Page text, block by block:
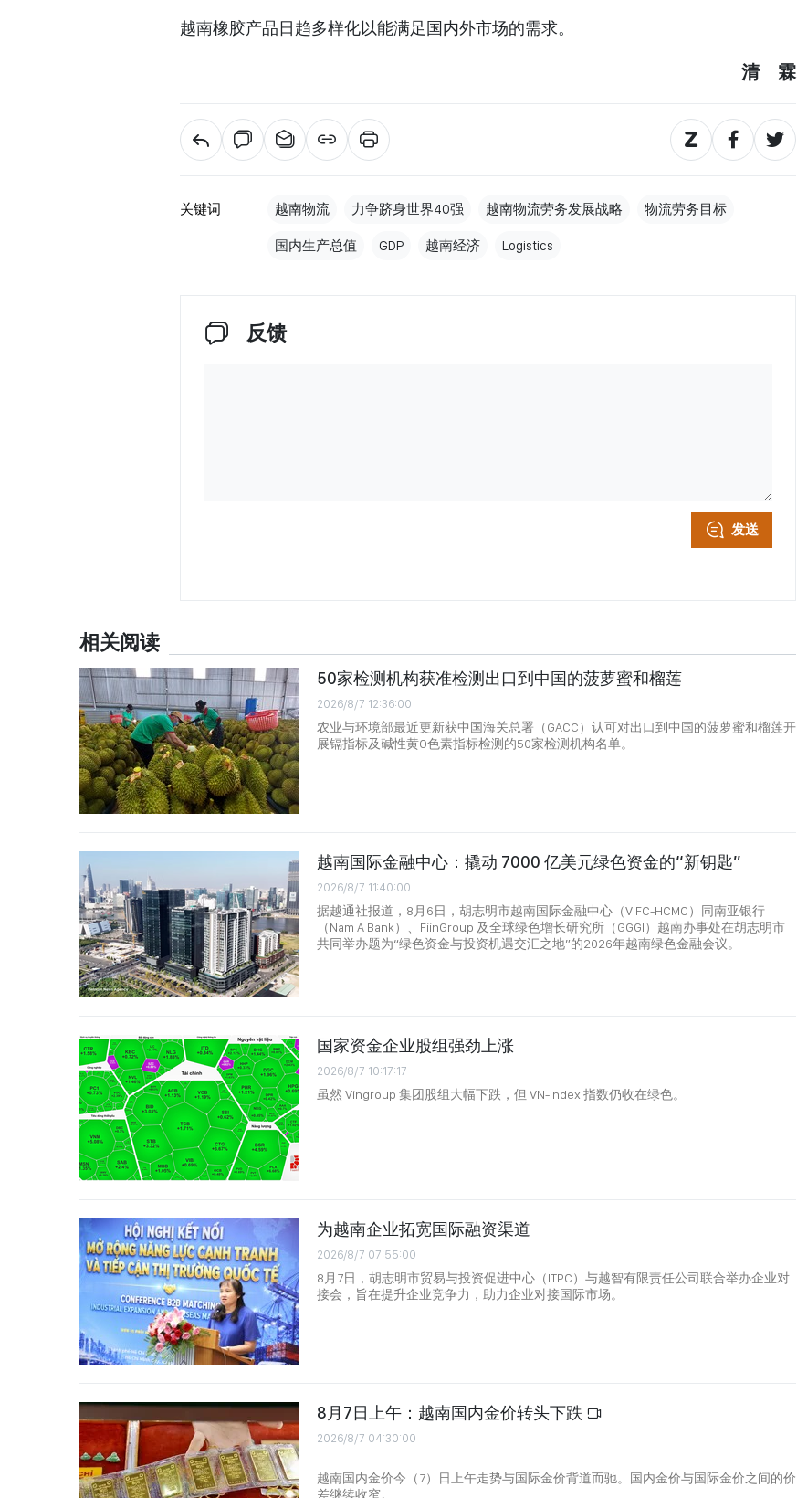
越南橡胶产品日趋多样化以能满足国内外市场的需求。
清 霖
关键词 越南物流 力争跻身世界40强 越南物流劳务发展战略 物流劳务目标
国内生产总值 GDP 越南经济 Logistics
反馈
发送
相关阅读
50家检测机构获准检测出口到中国的菠萝蜜和榴莲
2026/8/7 12:36:00
农业与环境部最近更新获中国海关总署（GACC）认可对出口到中国的菠萝蜜和榴莲开
展镉指标及碱性黄O色素指标检测的50家检测机构名单。
越南国际金融中心：撬动 7000 亿美元绿色资金的“新钥匙”
2026/8/7 11:40:00
据越通社报道，8月6日，胡志明市越南国际金融中心（VIFC-HCMC）同南亚银行
（Nam A Bank）、FiinGroup 及全球绿色增长研究所（GGGI）越南办事处在胡志明市
共同举办题为“绿色资金与投资机遇交汇之地”的2026年越南绿色金融会议。
国家资金企业股组强劲上涨
2026/8/7 10:17:17
虽然 Vingroup 集团股组大幅下跌，但 VN-Index 指数仍收在绿色。
为越南企业拓宽国际融资渠道
2026/8/7 07:55:00
8月7日，胡志明市贸易与投资促进中心（ITPC）与越智有限责任公司联合举办企业对
接会，旨在提升企业竞争力，助力企业对接国际市场。
8月7日上午：越南国内金价转头下跌
2026/8/7 04:30:00
越南国内金价今（7）日上午走势与国际金价背道而驰。国内金价与国际金价之间的价
差继续收窄。